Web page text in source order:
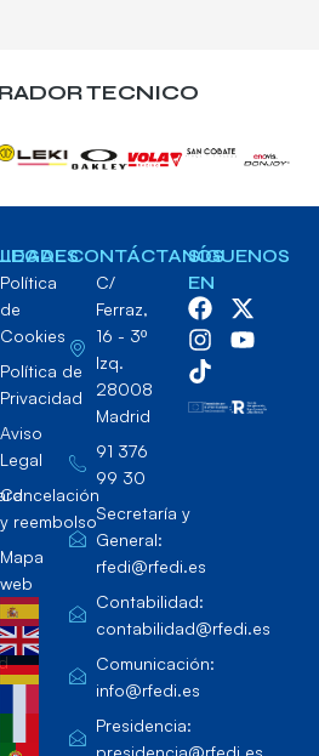
TECNICO
LEGAL
Política
de
Cookies
Política de
Privacidad
Aviso
Legal
Cancelación
y reembolso
Mapa
web
CONTÁCTANOS
C/
Ferraz,
16 - 3º
Izq.
28008
Madrid
91 376
99 30
Secretaría y
General:
rfedi@rfedi.es
Contabilidad:
contabilidad@rfedi.es
Comunicación:
info@rfedi.es
Presidencia:
presidencia@rfedi.es
SÍGUENOS
EN